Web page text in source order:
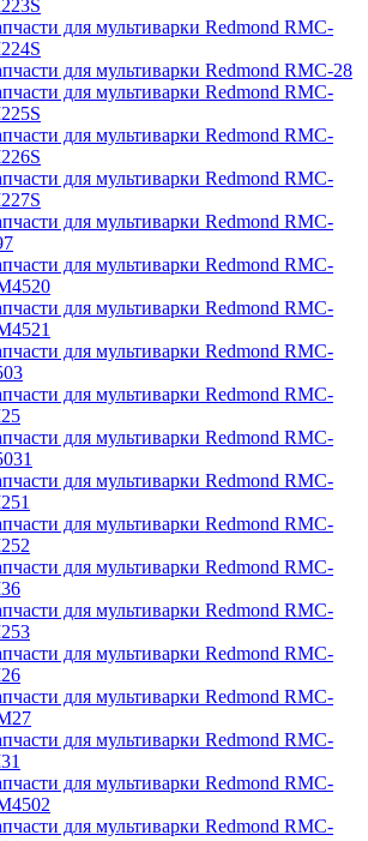
для мультиварки Redmond RMC-
для мультиварки Redmond RMC-28
для мультиварки Redmond RMC-
для мультиварки Redmond RMC-
для мультиварки Redmond RMC-
для мультиварки Redmond RMC-
для мультиварки Redmond RMC-
для мультиварки Redmond RMC-
для мультиварки Redmond RMC-
для мультиварки Redmond RMC-
для мультиварки Redmond RMC-
для мультиварки Redmond RMC-
для мультиварки Redmond RMC-
для мультиварки Redmond RMC-
для мультиварки Redmond RMC-
для мультиварки Redmond RMC-
для мультиварки Redmond RMC-
для мультиварки Redmond RMC-
для мультиварки Redmond RMC-
для мультиварки Redmond RMC-